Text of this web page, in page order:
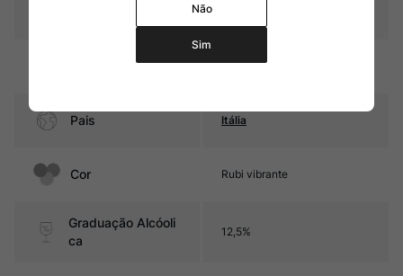
Puglia
Pais Itália
Cor Rubi vibrante
Graduação Alcóoli
ca
12,5%
Não
Sim